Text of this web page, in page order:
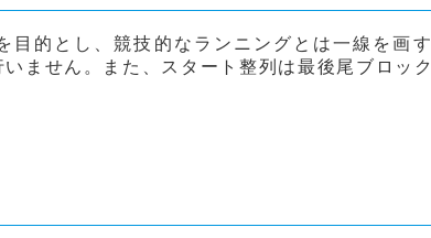
目的とし、競技的なランニングとは一線を画
ません。また、スタート整列は最後尾ブロッ